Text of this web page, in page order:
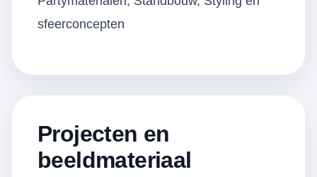
sfeerconcepten
Projecten en
beeldmateriaal